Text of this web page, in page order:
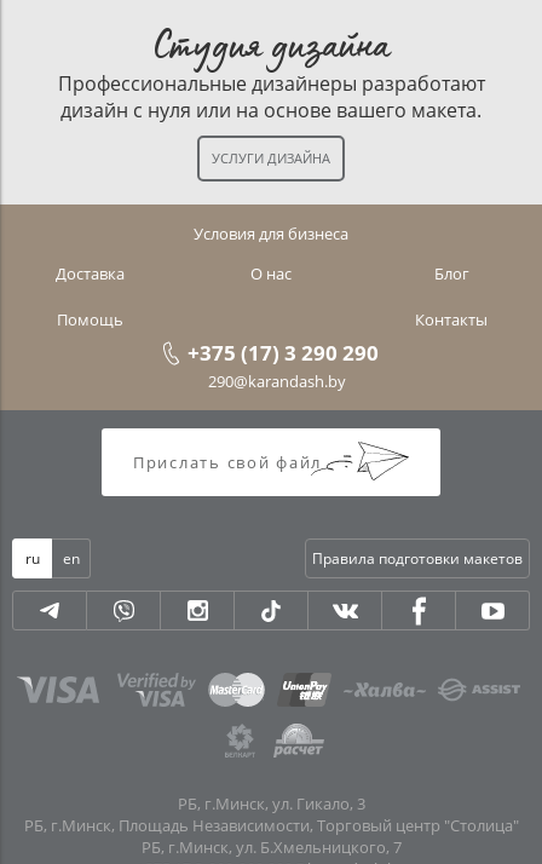
Студия дизайна
Профессиональные дизайнеры разработают
дизайн с нуля или на основе вашего макета.
Условия для бизнеса
Доставка
О нас Блог
Помощь Контакты
+375 (17) 3 290 290
290@karandash.by
Прислать свой файл
ru en Правила подготовки макетов
РБ, г.Минск, ул. Гикало, 3
РБ, г.Минск, Площадь Независимости, Торговый центр "Столица"
РБ, г.Минск, ул. Б.Хмельницкого, 7